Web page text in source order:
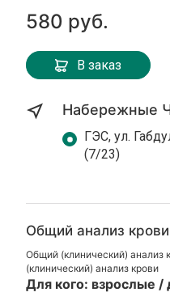
580 руб.
В заказ
Набережные
ГЭС, ул.
(7/23)
Общий анализ
Общий (клинический) анализ
(клинический) анализ крови
Для кого: взрослые /